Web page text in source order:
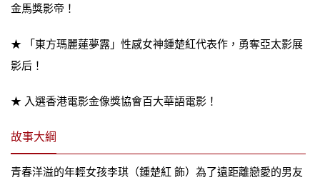
金馬獎影帝！
★
「東方瑪麗蓮夢露」性感女神鍾楚紅代表作，勇奪亞太影展
影后！
★ 入選香港電影金像獎協會百大華語電影 ！
故事大綱
青春洋溢的年輕女孩李琪（鍾楚紅 飾）為了遠距離戀愛的男友